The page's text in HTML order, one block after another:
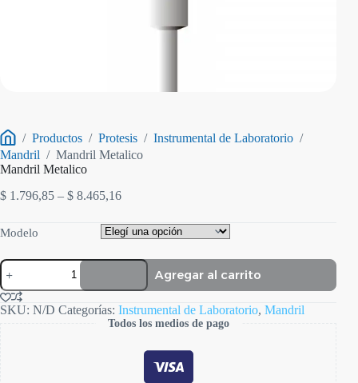
Inicio
/ Productos / Protesis / Instrumental de Laboratorio /
Mandril / Mandril Metalico
Mandril Metalico
$ 1.796,85 – $ 8.465,16Rango
precios:
desde
hasta
$ 8.465,16
Modelo
Mandril
Metalico
cantidad
Agregar al carrito
SKU: N/D Categorías: Instrumental de Laboratorio, Mandril
Todos los medios de pago